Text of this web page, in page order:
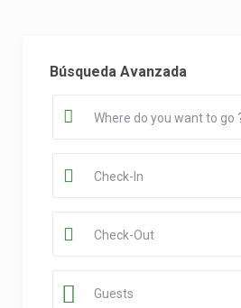
Búsqueda Avanzada
Guests